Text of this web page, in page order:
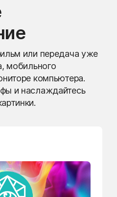
или передача уже
мобильного
компьютера.
и наслаждайтесь